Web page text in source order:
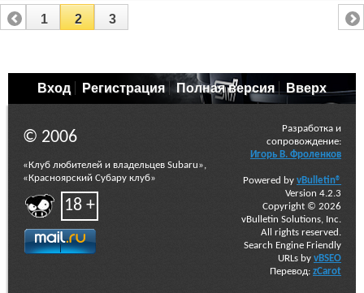
1 2 3
Вход Регистрация Полная версия Вверх
© 2006
«Клуб любителей и владельцев Subaru»,
«Красноярский Субару клуб»
18 +
Разработка и
сопровождение:
Игорь В. Фроленков
Powered by vBulletin®
Version 4.2.3
Copyright © 2026
vBulletin Solutions, Inc.
All rights reserved.
Search Engine Friendly
URLs by vBSEO
Перевод: zCarot